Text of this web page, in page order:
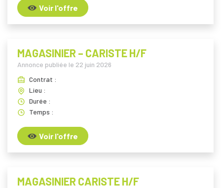
Voir l'offre
MAGASINIER – CARISTE H/F
Annonce publiée le 22 juin 2026
Contrat :
Lieu :
Durée :
Temps :
Voir l'offre
MAGASINIER CARISTE H/F